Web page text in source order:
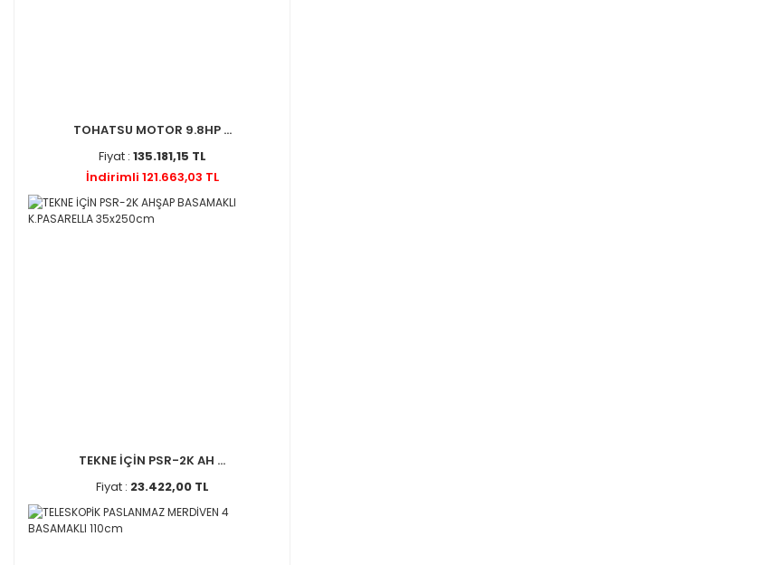
TOHATSU MOTOR 9.8HP ...
Fiyat : 135.181,15 TL
İndirimli 121.663,03 TL
TEKNE İÇİN PSR-2K AH ...
Fiyat : 23.422,00 TL